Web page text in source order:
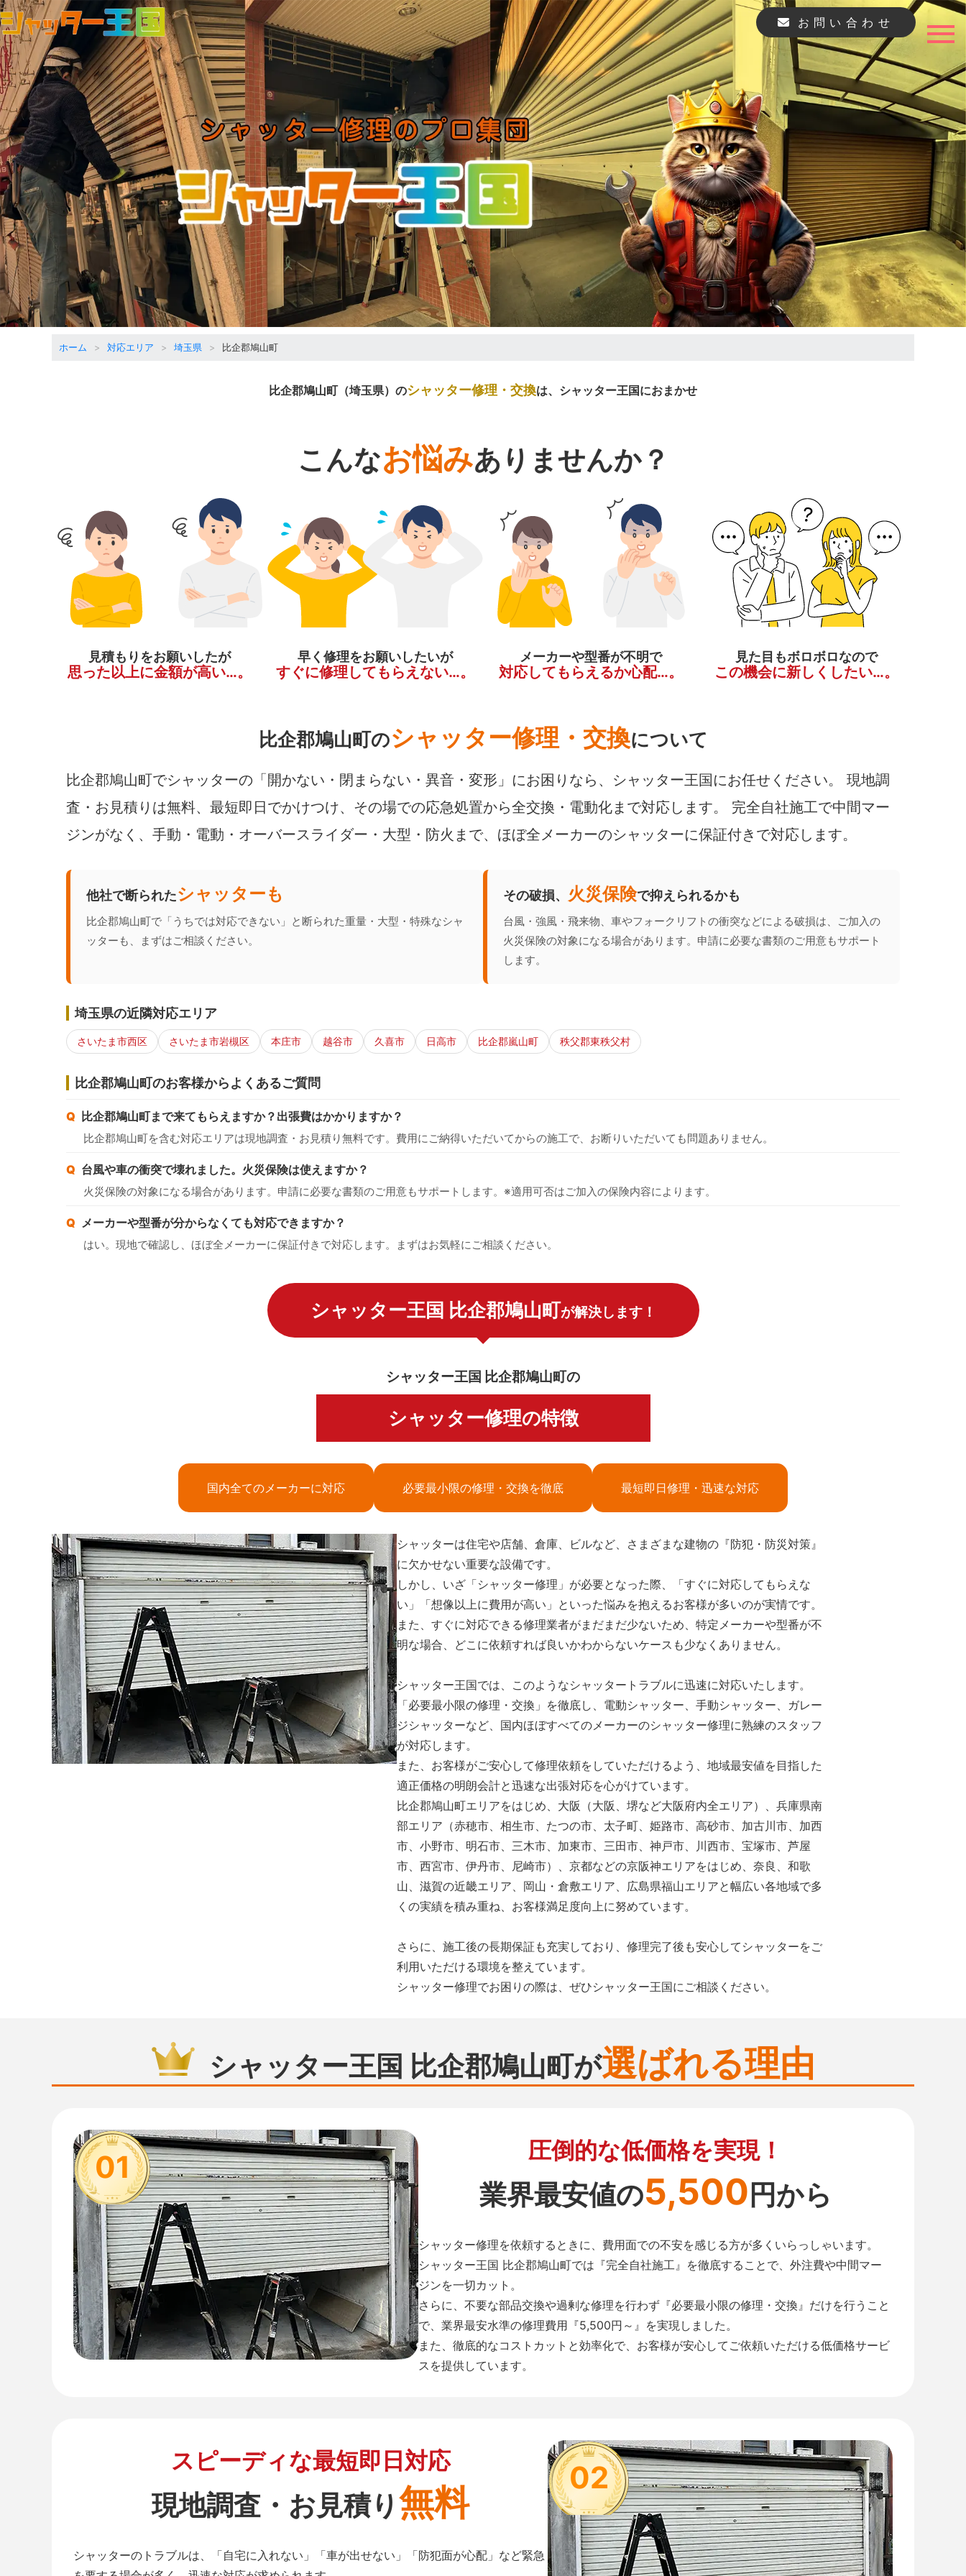
お問い合わせ
ホーム 対応エリア 埼玉県 比企郡鳩山町
比企郡鳩山町（埼玉県）のシャッター修理・交換は、シャッター王国におまかせ
こんなお悩みありませんか？
見積もりをお願いしたが
思った以上に金額が高い…。
早く修理をお願いしたいが
すぐに修理してもらえない…。
メーカーや型番が不明で
対応してもらえるか心配…。
見た目もボロボロなので
この機会に新しくしたい…。
比企郡鳩山町のシャッター修理・交換について
比企郡鳩山町でシャッターの「開かない・閉まらない・異音・変形」にお困りなら、シャッター王国にお任せください。 現地調
査・お見積りは無料、最短即日でかけつけ、その場での応急処置から全交換・電動化まで対応します。 完全自社施工で中間マー
ジンがなく、手動・電動・オーバースライダー・大型・防火まで、ほぼ全メーカーのシャッターに保証付きで対応します。
他社で断られたシャッターも
比企郡鳩山町で「うちでは対応できない」と断られた重量・大型・特殊なシャ
ッターも、まずはご相談ください。
その破損、 火災保険で抑えられるかも
台風・強風・飛来物、車やフォークリフトの衝突などによる破損は、ご加入の
火災保険の対象になる場合があります。申請に必要な書類のご用意もサポート
します。
埼玉県の近隣対応エリア
さいたま市西区 さいたま市岩槻区 本庄市 越谷市 久喜市 日高市 比企郡嵐山町 秩父郡東秩父村
比企郡鳩山町のお客様からよくあるご質問
比企郡鳩山町まで来てもらえますか？出張費はかかりますか？
比企郡鳩山町を含む対応エリアは現地調査・お見積り無料です。費用にご納得いただいてからの施工で、お断りいただいても問題ありません。
台風や車の衝突で壊れました。火災保険は使えますか？
火災保険の対象になる場合があります。申請に必要な書類のご用意もサポートします。※適用可否はご加入の保険内容によります。
メーカーや型番が分からなくても対応できますか？
はい。現地で確認し、ほぼ全メーカーに保証付きで対応します。まずはお気軽にご相談ください。
シャッター王国 比企郡鳩山町が解決します！
シャッター王国 比企郡鳩山町の
シャッター修理の特徴
国内全てのメーカーに対応 必要最小限の修理・交換を徹底 最短即日修理・迅速な対応
シャッターは住宅や店舗、倉庫、ビルなど、さまざまな建物の『防犯・防災対策』
に欠かせない重要な設備です。
しかし、いざ「シャッター修理」が必要となった際、「すぐに対応してもらえな
い」「想像以上に費用が高い」といった悩みを抱えるお客様が多いのが実情です。
また、すぐに対応できる修理業者がまだまだ少ないため、特定メーカーや型番が不
明な場合、どこに依頼すれば良いかわからないケースも少なくありません。
シャッター王国では、このようなシャッタートラブルに迅速に対応いたします。
「必要最小限の修理・交換」を徹底し、電動シャッター、手動シャッター、ガレー
ジシャッターなど、国内ほぼすべてのメーカーのシャッター修理に熟練のスタッフ
が対応します。
また、お客様がご安心して修理依頼をしていただけるよう、地域最安値を目指した
適正価格の明朗会計と迅速な出張対応を心がけています。
比企郡鳩山町エリアをはじめ、大阪（大阪、堺など大阪府内全エリア）、兵庫県南
部エリア（赤穂市、相生市、たつの市、太子町、姫路市、高砂市、加古川市、加西
市、小野市、明石市、三木市、加東市、三田市、神戸市、川西市、宝塚市、芦屋
市、西宮市、伊丹市、尼崎市）、京都などの京阪神エリアをはじめ、奈良、和歌
山、滋賀の近畿エリア、岡山・倉敷エリア、広島県福山エリアと幅広い各地域で多
くの実績を積み重ね、お客様満足度向上に努めています。
さらに、施工後の長期保証も充実しており、修理完了後も安心してシャッターをご
利用いただける環境を整えています。
シャッター修理でお困りの際は、ぜひシャッター王国にご相談ください。
シャッター王国 比企郡鳩山町が選ばれる理由
01 圧倒的な低価格を実現！
業界最安値の5,500円から
シャッター修理を依頼するときに、費用面での不安を感じる方が多くいらっしゃいます。
シャッター王国 比企郡鳩山町では『完全自社施工』を徹底することで、外注費や中間マー
ジンを一切カット。
さらに、不要な部品交換や過剰な修理を行わず『必要最小限の修理・交換』だけを行うこと
で、業界最安水準の修理費用『5,500円～』を実現しました。
また、徹底的なコストカットと効率化で、お客様が安心してご依頼いただける低価格サービ
スを提供しています。
02
スピーディな最短即日対応
現地調査・お見積り無料
シャッターのトラブルは、「自宅に入れない」「車が出せない」「防犯面が心配」など緊急